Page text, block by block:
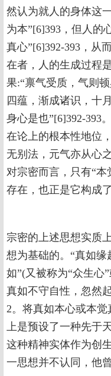
然认为就人的身体这
为本”[6]393，但人的
真心”[6]392-393，从
在者，人的生成过程
果:“禀气受质，气则
四蕴，渐成诸识，十
身心是也”[6]392-393
在论上的根本性地位
无别法，元气亦从心
对宗密而言，只有“
存在，也正是它构成
宗密的上述思想实质
想为基础的。“真如缘
如”(又被称为“众生心
真如不守自性，忽然
2。将真如本心或本
上是预设了一种先于
这种精神实体作为创
一思想并不认同，他